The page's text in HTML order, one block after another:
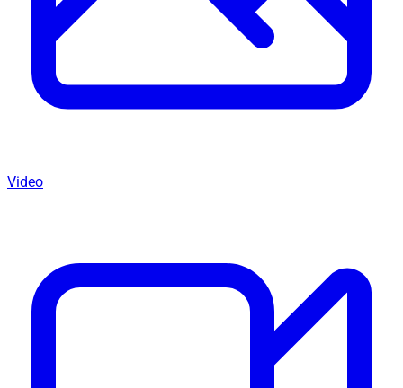
Video